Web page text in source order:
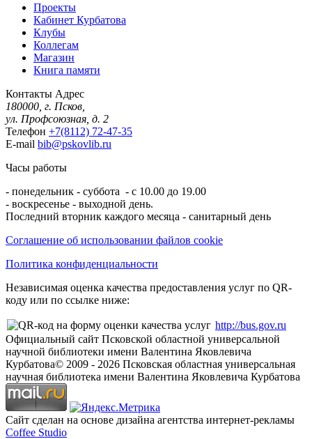
Проекты
Кабинет Курбатова
Клубы
Коллегам
Магазин
Книга памяти
Контакты Адрес
180000, г. Псков,
ул. Профсоюзная, д. 2
Телефон +7(8112) 72-47-35
E-mail bib@pskovlib.ru
Часы работы
- понедельник - суббота - с 10.00 до 19.00
- воскресенье - выходной день.
Последний вторник каждого месяца - санитарный день
Соглашение об использовании файлов cookie
Политика конфиденциальности
Независимая оценка качества предоставления услуг по QR-
коду или по ссылке ниже:
http://bus.gov.ru
Официальный сайт Псковской областной универсальной
научной библиотеки имени Валентина Яковлевича
Курбатова© 2009 - 2026 Псковская областная универсальная
научная библиотека имени Валентина Яковлевича Курбатова
Сайт сделан на основе дизайна агентства интернет-рекламы
Coffee Studio